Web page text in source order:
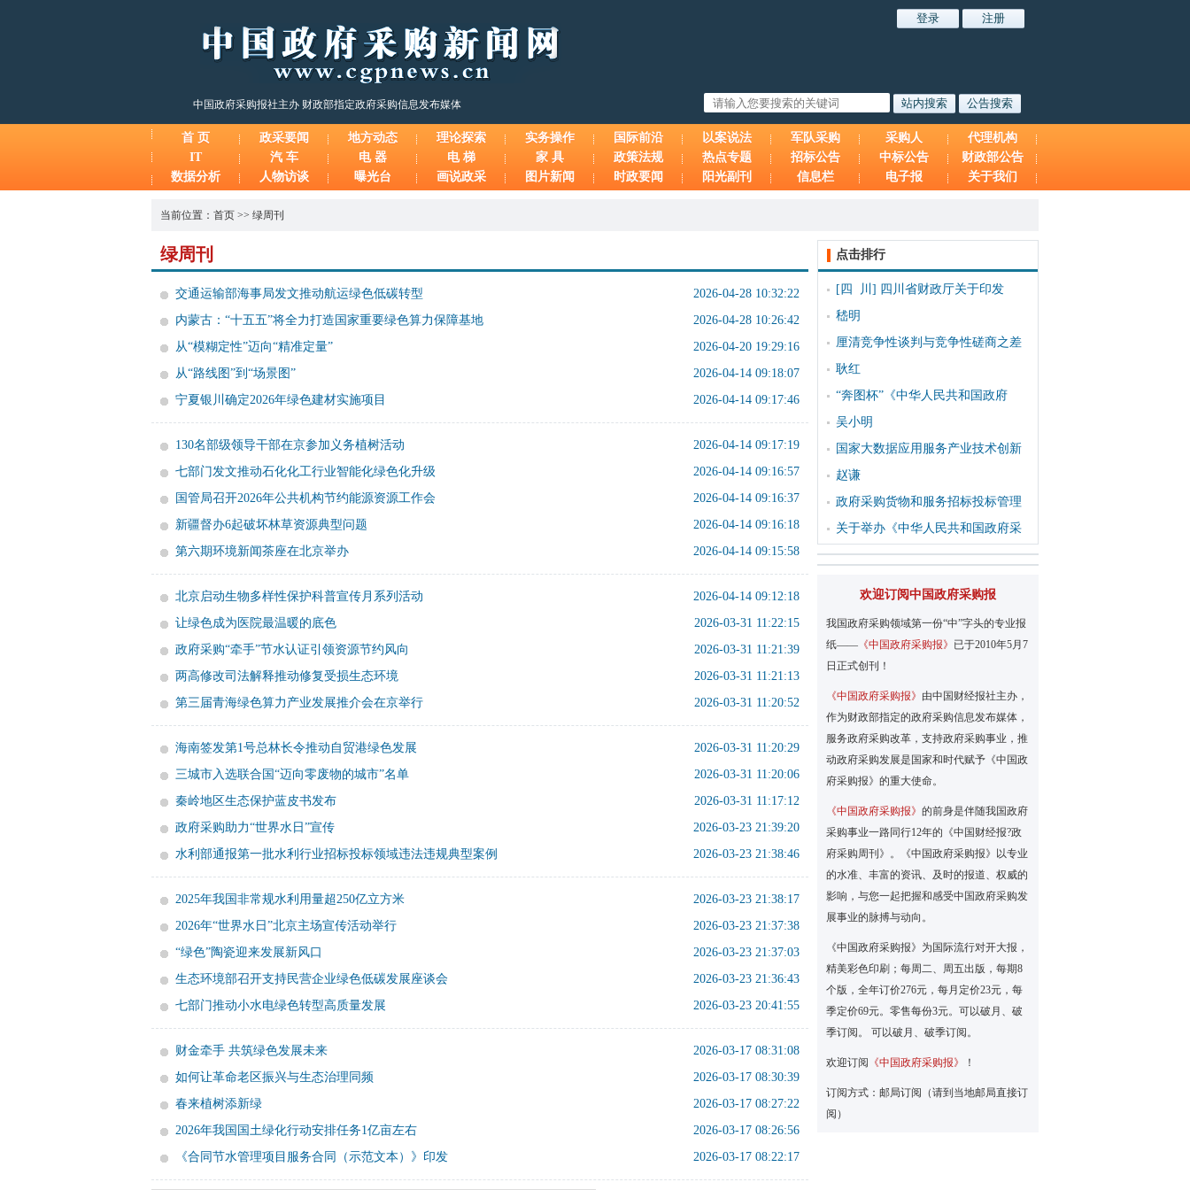
中国政府采购报社主办 财政部指定政府采购信息发布媒体
首 页 政采要闻 地方动态 理论探索 实务操作 国际前沿 以案说法 军队采购 采购人
代理机构
IT
汽 车 电 器 电 梯 家 具 政策法规 热点专题 招标公告 中标公告
财政部公告
数据分析
人物访谈 曝光台 画说政采 图片新闻 时政要闻 阳光副刊 信息栏 电子报 关于我们
当前位置： 首页 >> 绿周刊
绿周刊
2026-04-28 10:32:22
交通运输部海事局发文推动航运绿色低碳转型
2026-04-28 10:26:42
内蒙古：“十五五”将全力打造国家重要绿色算力保障基地
2026-04-20 19:29:16
从“模糊定性”迈向“精准定量”
2026-04-14 09:18:07
从“路线图”到“场景图”
2026-04-14 09:17:46
宁夏银川确定2026年绿色建材实施项目
2026-04-14 09:17:19
130名部级领导干部在京参加义务植树活动
2026-04-14 09:16:57
七部门发文推动石化化工行业智能化绿色化升级
2026-04-14 09:16:37
国管局召开2026年公共机构节约能源资源工作会
2026-04-14 09:16:18
新疆督办6起破坏林草资源典型问题
2026-04-14 09:15:58
第六期环境新闻茶座在北京举办
2026-04-14 09:12:18
北京启动生物多样性保护科普宣传月系列活动
2026-03-31 11:22:15
让绿色成为医院最温暖的底色
2026-03-31 11:21:39
政府采购“牵手”节水认证引领资源节约风向
2026-03-31 11:21:13
两高修改司法解释推动修复受损生态环境
2026-03-31 11:20:52
第三届青海绿色算力产业发展推介会在京举行
2026-03-31 11:20:29
海南签发第1号总林长令推动自贸港绿色发展
2026-03-31 11:20:06
三城市入选联合国“迈向零废物的城市”名单
2026-03-31 11:17:12
秦岭地区生态保护蓝皮书发布
2026-03-23 21:39:20
政府采购助力“世界水日”宣传
2026-03-23 21:38:46
水利部通报第一批水利行业招标投标领域违法违规典型案例
2026-03-23 21:38:17
2025年我国非常规水利用量超250亿立方米
2026-03-23 21:37:38
2026年“世界水日”北京主场宣传活动举行
2026-03-23 21:37:03
“绿色”陶瓷迎来发展新风口
2026-03-23 21:36:43
生态环境部召开支持民营企业绿色低碳发展座谈会
2026-03-23 20:41:55
七部门推动小水电绿色转型高质量发展
2026-03-17 08:31:08
财金牵手 共筑绿色发展未来
2026-03-17 08:30:39
如何让革命老区振兴与生态治理同频
2026-03-17 08:27:22
春来植树添新绿
2026-03-17 08:26:56
2026年我国国土绿化行动安排任务1亿亩左右
2026-03-17 08:22:17
《合同节水管理项目服务合同（示范文本）》印发
点击排行
[四 川] 四川省财政厅关于印发
嵇明
厘清竞争性谈判与竞争性磋商之差
耿红
“奔图杯”《中华人民共和国政府
吴小明
国家大数据应用服务产业技术创新
赵谦
政府采购货物和服务招标投标管理
关于举办《中华人民共和国政府采
欢迎订阅中国政府采购报
我国政府采购领域第一份“中”字头的专业报
纸—— 《中国政府采购报》 已于2010年5月7
日正式创刊！
《中国政府采购报》 由中国财经报社主办，
作为财政部指定的政府采购信息发布媒体，
服务政府采购改革，支持政府采购事业，推
动政府采购发展是国家和时代赋予《中国政
府采购报》的重大使命。
《中国政府采购报》 的前身是伴随我国政府
采购事业一路同行12年的《中国财经报?政
府采购周刊》。《中国政府采购报》以专业
的水准、丰富的资讯、及时的报道、权威的
影响，与您一起把握和感受中国政府采购发
展事业的脉搏与动向。
《中国政府采购报》为国际流行对开大报，
精美彩色印刷；每周二、周五出版，每期8
个版，全年订价276元，每月定价23元，每
季定价69元。零售每份3元。可以破月、破
季订阅。 可以破月、破季订阅。
欢迎订阅 《中国政府采购报》 ！
订阅方式：邮局订阅（请到当地邮局直接订
阅）